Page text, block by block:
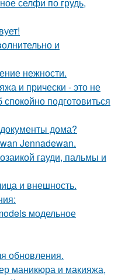
и
нежности.
и прически - это не
подготовиться
дома?
Jennadewan.
гауди, пальмы и
и внешность.
модельное
обновления.
маникюра и макияжа,